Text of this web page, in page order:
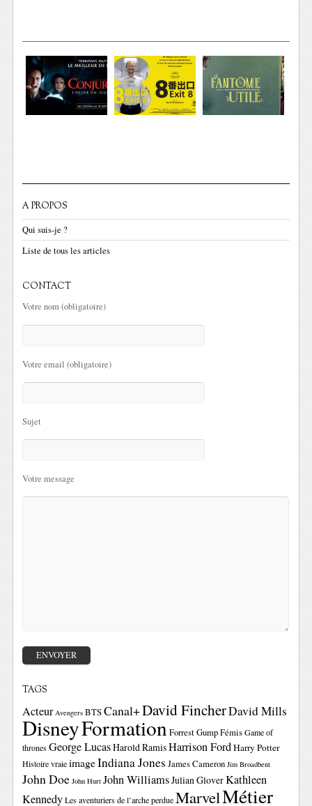
A PROPOS
Qui suis-je ?
Liste de tous les articles
CONTACT
Votre nom (obligatoire)
Votre email (obligatoire)
Sujet
Votre message
TAGS
Acteur Avengers BTSCanal+David FincherDavid Mills
DisneyFormationForrest GumpFémis Game of
thrones George LucasHarold RamisHarrison FordHarry Potter
Histoire vraie imageIndiana Jones James Cameron Jim Broadbent
John Doe John Hurt John WilliamsJulian GloverKathleen
Kennedy Les aventuriers de l’arche perdue MarvelMétier